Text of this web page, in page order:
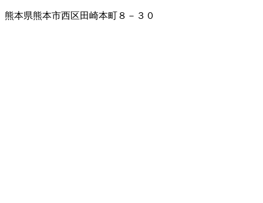
熊本県熊本市西区田崎本町８－３０